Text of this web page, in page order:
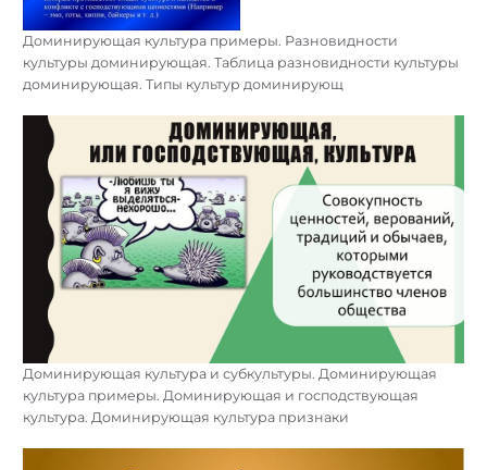
Доминирующая культура примеры. Разновидности
культуры доминирующая. Таблица разновидности культуры
доминирующая. Типы культур доминирующ
Доминирующая культура и субкультуры. Доминирующая
культура примеры. Доминирующая и господствующая
культура. Доминирующая культура признаки